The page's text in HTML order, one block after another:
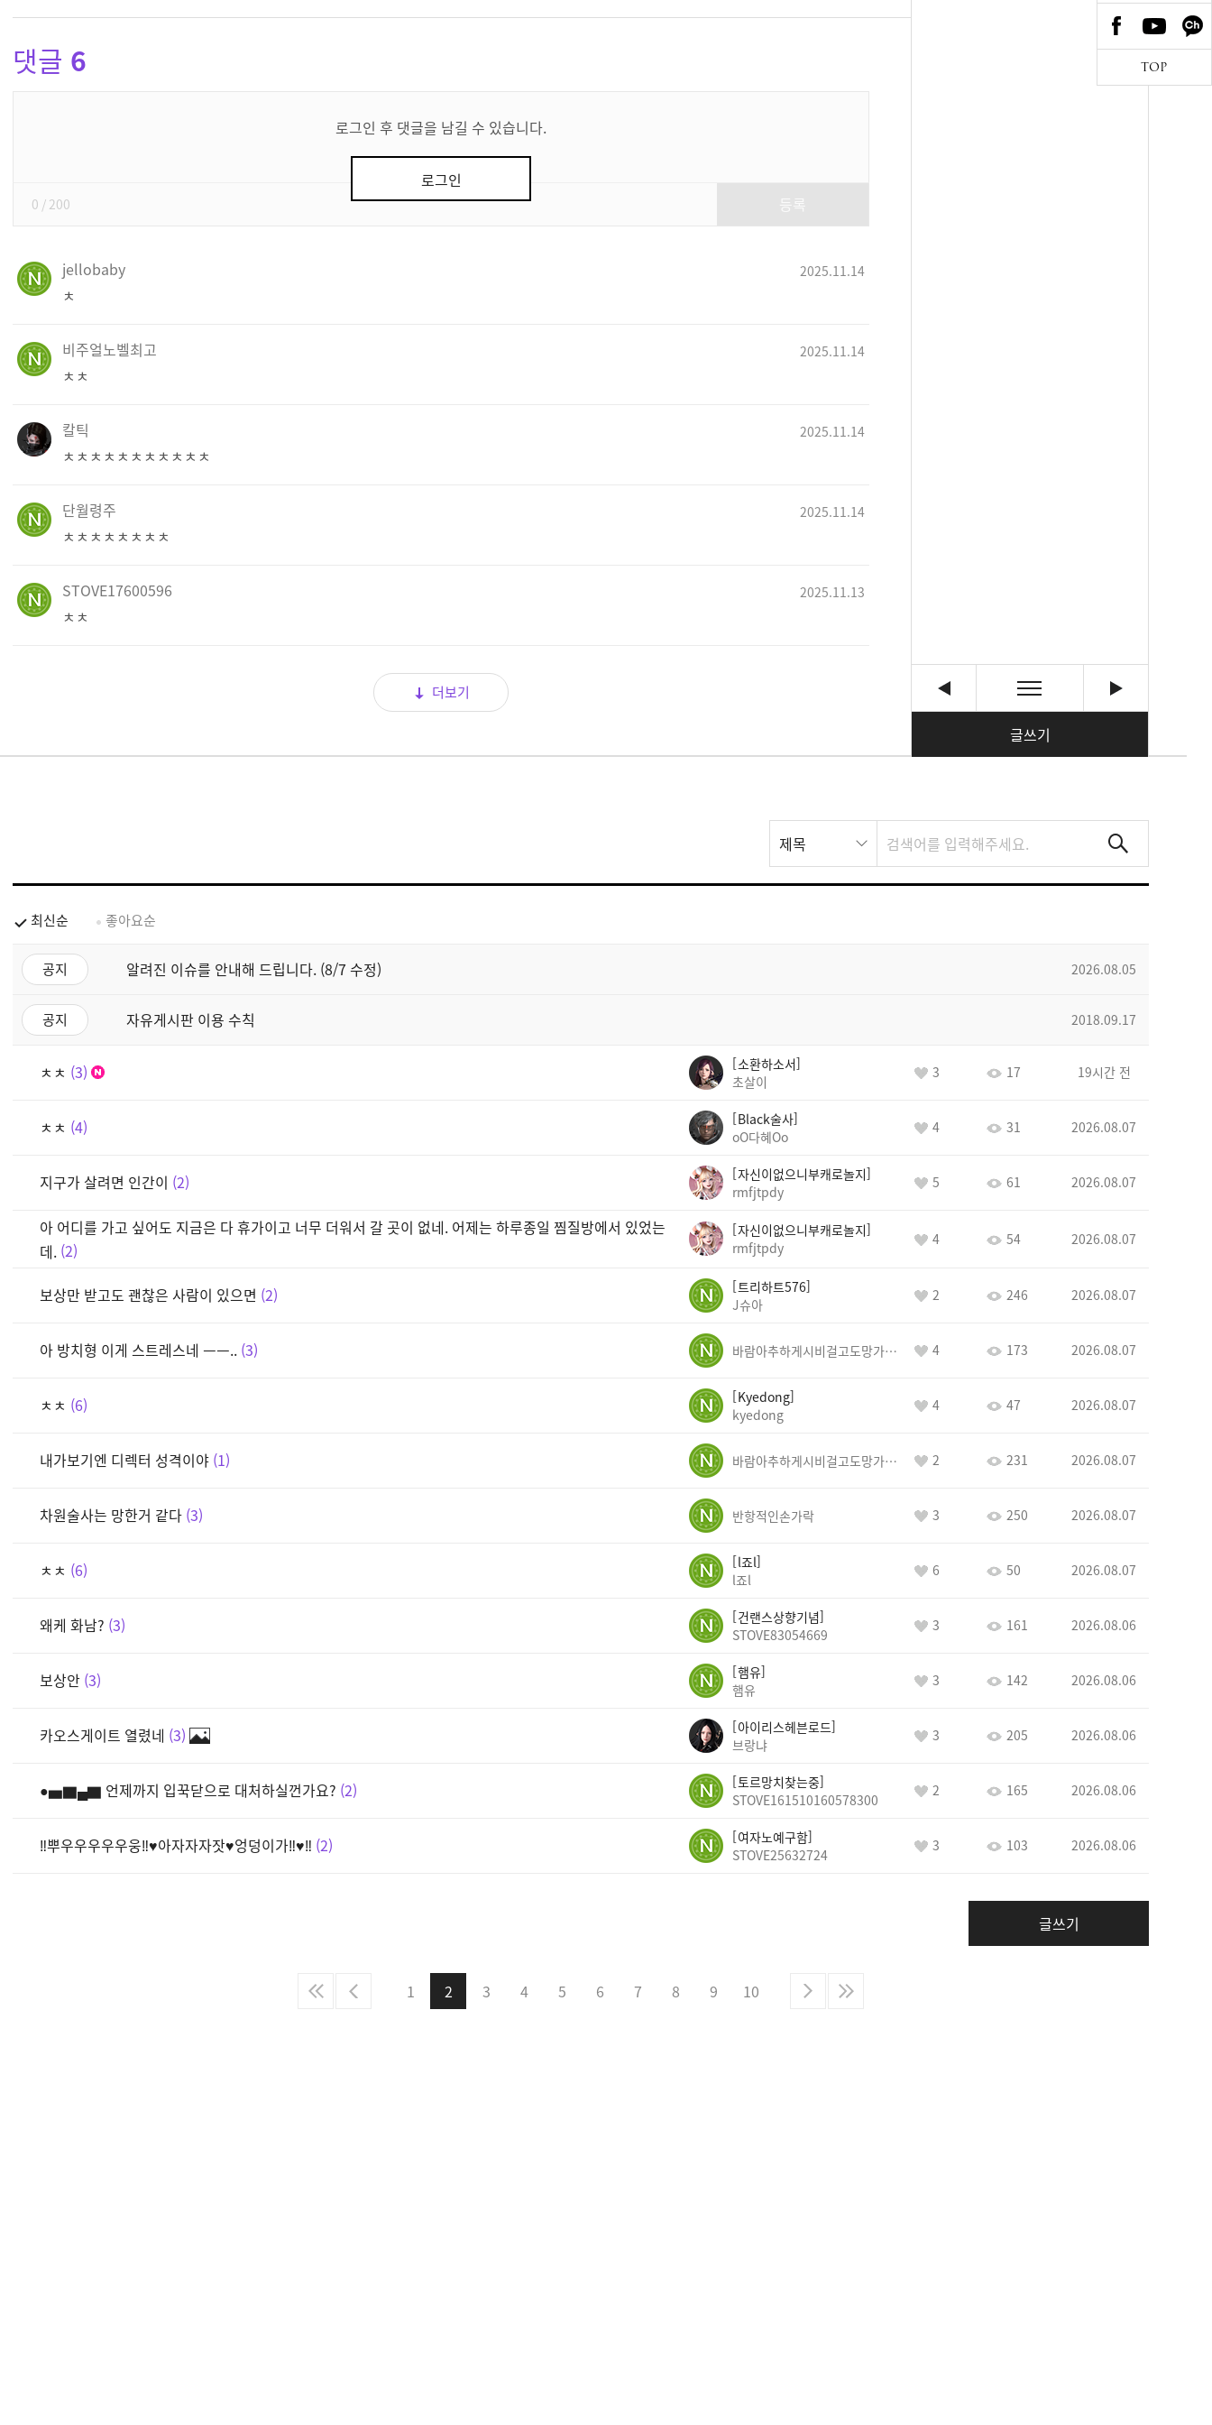
글쓰기
댓글 6
로그인 후 댓글을 남길 수 있습니다.
로그인
0 / 200
jellobaby 2025.11.14
ㅊ
비주얼노벨최고 2025.11.14
ㅊㅊ
칼틱 2025.11.14
ㅊㅊㅊㅊㅊㅊㅊㅊㅊㅊㅊ
단월령주 2025.11.14
ㅊㅊㅊㅊㅊㅊㅊㅊ
STOVE17600596 2025.11.13
ㅊㅊ
더보기
스
트
제목
최신순 좋아요순
공지 알려진 이슈를 안내해 드립니다. (8/7 수정) 2026.08.05
공지 자유게시판 이용 수칙 2018.09.17
ㅊㅊ 3
소환하소서
초살이
3 17 19시간 전
ㅊㅊ 4
Black술사
oO다혜Oo
4 31 2026.08.07
지구가 살려면 인간이 2
자신이없으니부캐로놀지
rmfjtpdy
5 61 2026.08.07
아 어디를 가고 싶어도 지금은 다 휴가이고 너무 더워서 갈 곳이 없네. 어제는 하루종일 찜질방에서 있었는
데. 2
자신이없으니부캐로놀지
rmfjtpdy
4 54 2026.08.07
보상만 받고도 괜찮은 사람이 있으면 2
트리하트576
J슈아
2 246 2026.08.07
아 방치형 이게 스트레스네 ㅡㅡ.. 3 바람아추하게시비걸고도망가냐당당하게글써 4 173 2026.08.07
ㅊㅊ 6
Kyedong
kyedong
4 47 2026.08.07
내가보기엔 디렉터 성격이야 1 바람아추하게시비걸고도망가냐당당하게글써 2 231 2026.08.07
차원술사는 망한거 같다 3 반항적인손가락 3 250 2026.08.07
ㅊㅊ 6
l죠l
l죠l
6 50 2026.08.07
왜케 화남? 3
건랜스상향기념
STOVE83054669
3 161 2026.08.06
보상안 3
햄유
햄유
3 142 2026.08.06
카오스게이트 열렸네 3
아이리스헤븐로드
브랑냐
3 205 2026.08.06
●▅▇▄▇ 언제까지 입꾹닫으로 대처하실껀가요? 2
토르망치찾는중
STOVE161510160578300
2 165 2026.08.06
‼뿌우우우우우웅‼♥아자자자잣♥엉덩이가‼♥‼ 2
여자노예구함
STOVE25632724
3 103 2026.08.06
글쓰기
1 2 3 4 5 6 7 8 9 10
TOP